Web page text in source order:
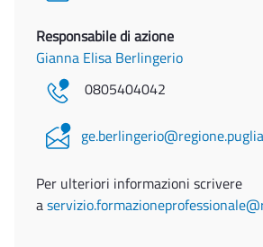
Responsabile di azione
Gianna Elisa Berlingerio
0805404042
Per ulteriori informazioni scrivere
a